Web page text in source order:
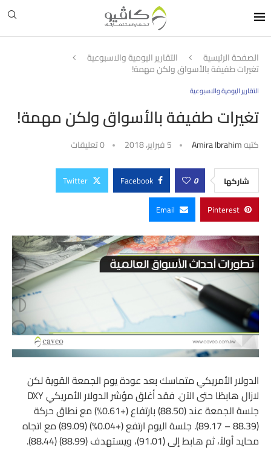
الصفحة الرئيسية التقارير اليومية والاسبوعية
تغيرات طفيفة بالأسواق ولكن مهمة!
التقارير اليومية والاسبوعية
تغيرات طفيفة بالأسواق ولكن مهمة!
كتبهAmira Ibrahim 5 فبراير، 2018 0 تعليقات
شاركها 0
Facebook
Twitter
Pinterest
Email
الدولار الأمريكي متماسك بعد عودة يوم الجمعة القوية لكن
لازال هابطًا حتى الآن. فقد أغلق مؤشر الدولار الأمريكي DXY
جلسة الجمعة عند (88.50) بارتفاع (+0.61%) مع نطاق حركة
(88.39 – 89.17). جلسة اليوم ارتفع (+0.04%) (89.09) مع اتجاه
محايد أولاً، ثم هابط إلى (91.01)، ويستهدف (88.99) (88.44).